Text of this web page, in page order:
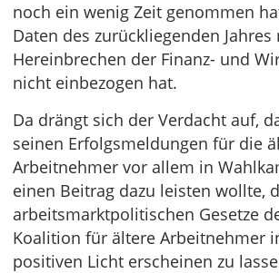
noch ein wenig Zeit genommen
Daten des zurückliegenden
Hereinbrechen der Finanz- und
nicht einbezogen hat.
Da drängt sich der Verdacht auf,
seinen Erfolgsmeldungen für die
Arbeitnehmer vor allem in
einen Beitrag dazu leisten wollte,
arbeitsmarktpolitischen Gesetze
Koalition für ältere Arbeitnehmer
positiven Licht erscheinen zu